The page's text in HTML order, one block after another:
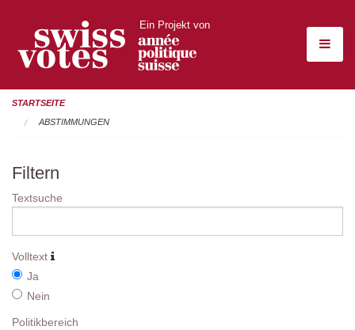
Ein Projekt von
STARTSEITE
ABSTIMMUNGEN
Filtern
Textsuche
Volltext
Ja
Nein
Politikbereich